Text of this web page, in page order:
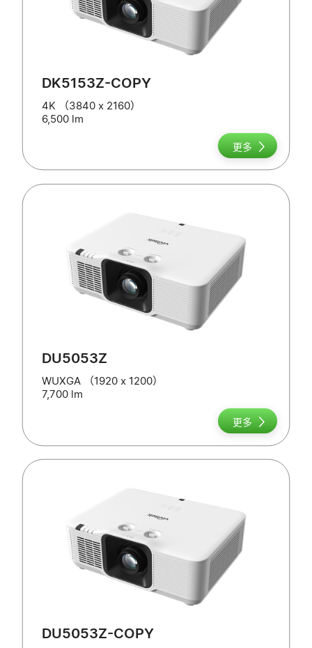
DK5153Z-COPY
4K （3840 x 2160）
6,500 lm
更多
DU5053Z
WUXGA （1920 x 1200）
7,700 lm
更多
DU5053Z-COPY